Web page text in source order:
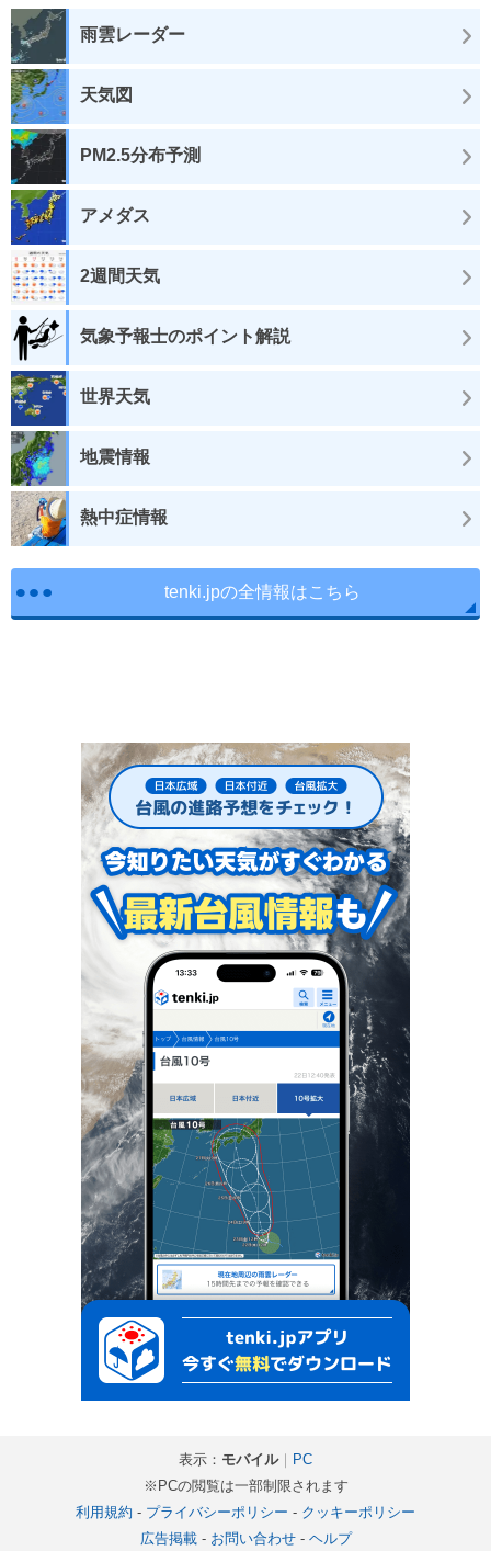
雨雲レーダー
天気図
PM2.5分布予測
アメダス
2週間天気
気象予報士のポイント解説
世界天気
地震情報
熱中症情報
tenki.jpの全情報はこちら
表示： モバイル｜ PC
※PCの閲覧は一部制限されます
利用規約 - プライバシーポリシー - クッキーポリシー
広告掲載- お問い合わせ- ヘルプ